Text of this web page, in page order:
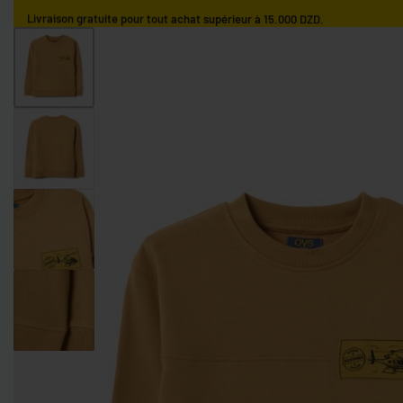
Livraison gratuite pour tout achat supérieur à 15.000 DZD.
GARÇONS 9-36 MOIS
FILLES 0-9 MOIS